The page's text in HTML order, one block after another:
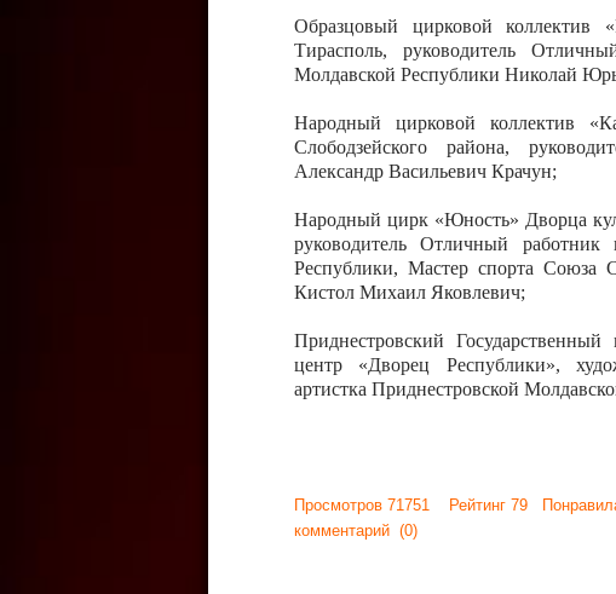
Образцовый цирковой коллектив
Тирасполь, руководитель
Молдавской Республики Николай
Народный цирковой коллектив
Слободзейского района,
Александр Васильевич Крачун;
Народный цирк «Юность» Дворца
руководитель Отличный работник
Республики, Мастер спорта Союза
Кистол Михаил Яковлевич;
Приднестровский
центр «Дворец Республики»,
артистка Приднестровской
Просмотров 71751 Рейтинг 79
комментарий (0)